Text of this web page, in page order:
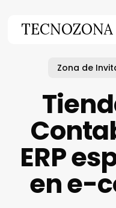
TECNOZONA
Zona de
ERP
en e-